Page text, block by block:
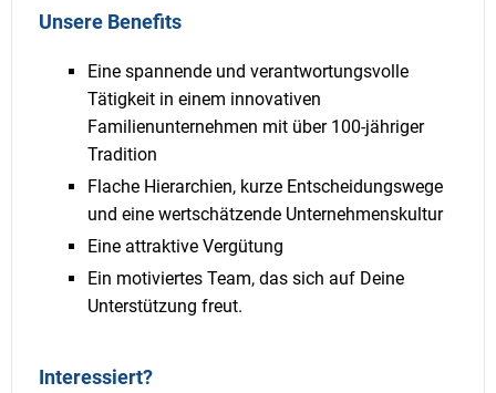
Unsere Benefits
Eine spannende und verantwortungsvolle
Tätigkeit in einem innovativen
Familienunternehmen mit über 100-jähriger
Tradition
Flache Hierarchien, kurze Entscheidungswege
und eine wertschätzende Unternehmenskultur
Eine attraktive Vergütung
Ein motiviertes Team, das sich auf Deine
Unterstützung freut.
Interessiert?